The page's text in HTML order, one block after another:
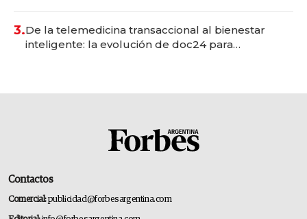
3.De la telemedicina transaccional al bienestar
inteligente: la evolución de doc24 para
Contactos
Comercial:publicidad@forbesargentina.com